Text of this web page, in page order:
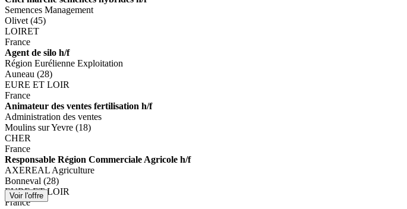
Semences Management
Olivet (45)
LOIRET
France
Agent de silo h/f
Région Eurélienne Exploitation
Auneau (28)
EURE ET LOIR
France
Animateur des ventes fertilisation h/f
Administration des ventes
Moulins sur Yevre (18)
CHER
France
Responsable Région Commerciale Agricole h/f
AXEREAL Agriculture
Bonneval (28)
EURE ET LOIR
France